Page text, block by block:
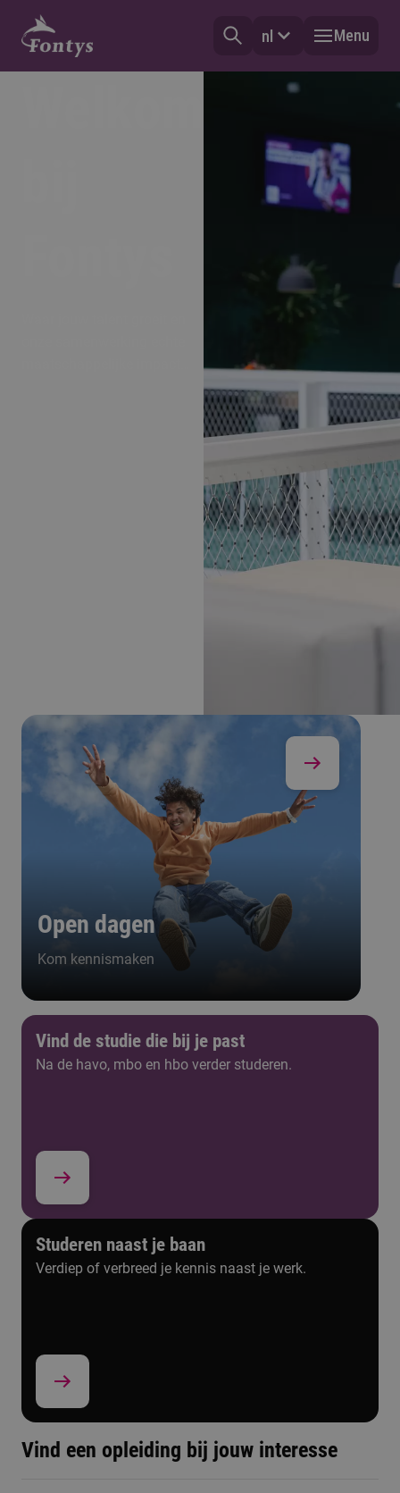
nl Menu
Open dagen
Kom kennismaken
Vind de studie die bij je past
Na de havo, mbo en hbo verder studeren.
Studeren naast je baan
Verdiep of verbreed je kennis naast je werk.
Vind een opleiding bij jouw interesse